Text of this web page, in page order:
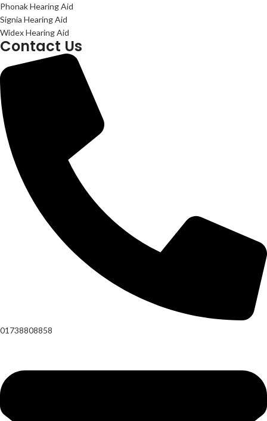
Phonak Hearing Aid
Signia Hearing Aid
Widex Hearing Aid
Contact Us
01738808858